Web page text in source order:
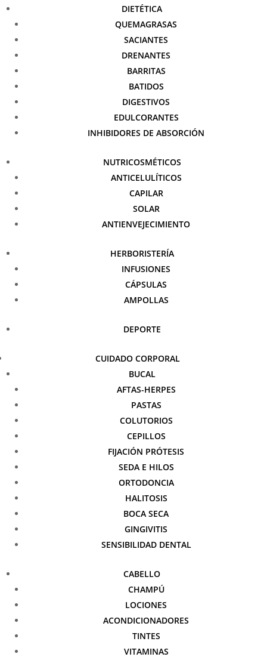
DIETÉTICA
QUEMAGRASAS
SACIANTES
DRENANTES
BARRITAS
BATIDOS
DIGESTIVOS
EDULCORANTES
INHIBIDORES DE ABSORCIÓN
NUTRICOSMÉTICOS
ANTICELULÍTICOS
CAPILAR
SOLAR
ANTIENVEJECIMIENTO
HERBORISTERÍA
INFUSIONES
CÁPSULAS
AMPOLLAS
DEPORTE
CUIDADO CORPORAL
BUCAL
AFTAS-HERPES
PASTAS
COLUTORIOS
CEPILLOS
FIJACIÓN PRÓTESIS
SEDA E HILOS
ORTODONCIA
HALITOSIS
BOCA SECA
GINGIVITIS
SENSIBILIDAD DENTAL
CABELLO
CHAMPÚ
LOCIONES
ACONDICIONADORES
TINTES
VITAMINAS